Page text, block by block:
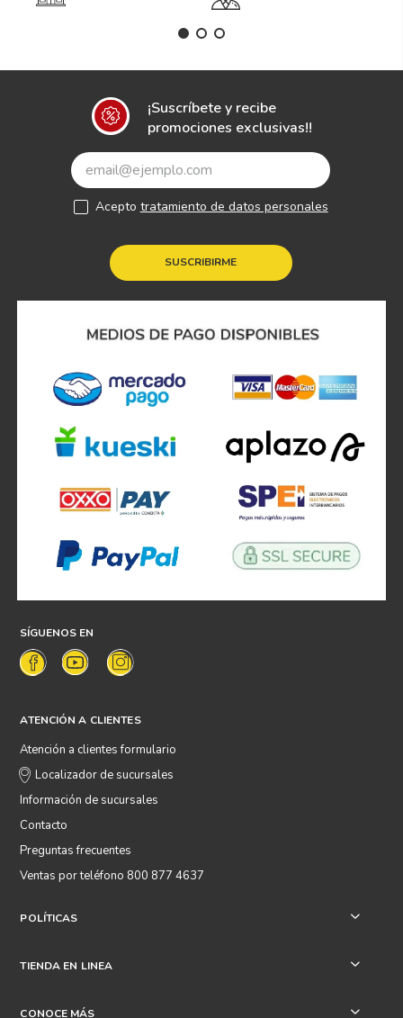
¡Suscríbete y recibe
promociones exclusivas!!
SUSCRIBIRME
Acepto tratamiento de datos personales
SÍGUENOS EN
ATENCIÓN A CLIENTES
Atención a clientes formulario
Localizador de sucursales
Información de sucursales
Contacto
Preguntas frecuentes
Ventas por teléfono 800 877 4637
POLÍTICAS +
TIENDA EN LINEA +
CONOCE MÁS +